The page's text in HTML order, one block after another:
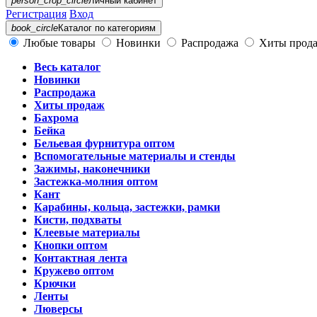
Регистрация Вход
book_circleКаталог по категориям
Любые товары Новинки Распродажа
Хиты
Весь каталог
Новинки
Распродажа
Хиты продаж
Бахрома
Бейка
Бельевая фурнитура оптом
Вспомогательные материалы и стенды
Зажимы, наконечники
Застежка-молния оптом
Кант
Карабины, кольца, застежки, рамки
Кисти, подхваты
Клеевые материалы
Кнопки оптом
Контактная лента
Кружево оптом
Крючки
Ленты
Люверсы